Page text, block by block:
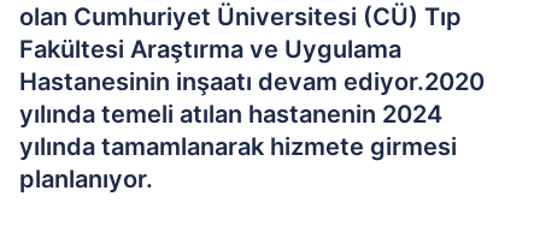
olan Cumhuriyet Üniversitesi (CÜ) Tıp
Fakültesi Araştırma ve Uygulama
Hastanesinin inşaatı devam ediyor.2020
yılında temeli atılan hastanenin 2024
yılında tamamlanarak hizmete girmesi
planlanıyor.